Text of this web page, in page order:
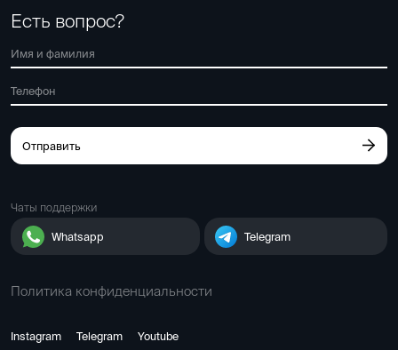
Есть вопрос?
Отправить
Чаты поддержки
Whatsapp Telegram
Политика конфиденциальности
Instagram Telegram Youtube